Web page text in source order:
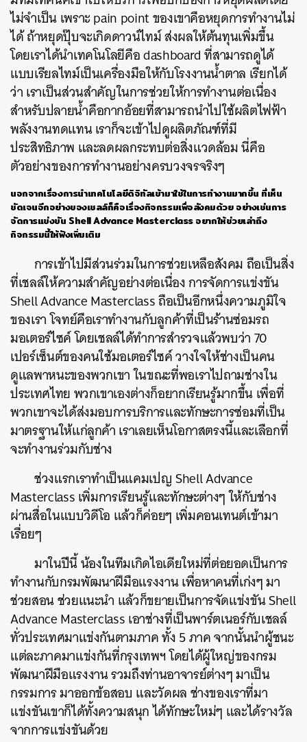
ไม่จำเป็น เพราะ pain point ของเขาคือหยุดการทำงานไม่
ได้ ถ้าหยุดปุ๊บจะเกิดดาวน์ไทม์ ส่งผลให้ต้นทุนเพิ่มขึ้น
โดยเราได้นำเทคโนโลยีคือ dashboard ที่สามารถดูได้
แบบเรียลไทม์เป็นเครื่องมือให้กับโรงงานน้ำตาล เรียกได้
ว่า เราเป็นส่วนสำคัญในการช่วยให้การทำงานต่อเนื่อง
สำหรับปลายน้ำคือกากอ้อยที่สามารถนำไปใช้ผลิตไฟฟ้า
พลังงานทดแทน เราก็จะเข้าไปดูผลิตภัณฑ์ที่มี
ประสิทธิภาพ และลดผลกระทบต่อสิ่งแวดล้อม นี่คือ
ตัวอย่างของการทำงานอย่างครบวงจรจริงๆ
นอกจากเรื่องการนำเทคโนโลยีดิจิทัลเข้ามาใช้ในการทำงานมากขึ้น ที่เห็น
ชัดเจนอีกอย่างของเชลล์ก็คือเรื่องกิจกรรมเพื่อสังคมด้วย อย่างเช่นการ
จัดการแข่งขันShell Advance Masterclass อยากให้ช่วยเล่าถึง
กิจกรรมนี้ให้ฟังเพิ่มเติม
การเข้าไปมีส่วนร่วมในการช่วยเหลือสังคม ถือเป็นสิ่ง
ที่เชลล์ให้ความสำคัญอย่างต่อเนื่อง การจัดการแข่งขัน
Shell Advance Masterclass ถือเป็นอีกหนึ่งความภูมิใจ
ของเรา โจทย์คือเราทำงานกับลูกค้าที่เป็นร้านซ่อมรถ
มอเตอร์ไซค์ โดยเชลล์ได้ทำการสำรวจแล้วพบว่า 70
เปอร์เซ็นต์ของคนใช้มอเตอร์ไซค์ วางใจให้ช่างเป็นคน
ดูแลพาหนะของพวกเขา ในขณะที่พอเราไปถามช่างใน
ประเทศไทย พวกเขาเองต่างก็อยากเรียนรู้มากขึ้น เพื่อที่
พวกเขาจะได้ส่งมอบการบริการและทักษะการซ่อมที่เป็น
มาตรฐานให้แก่ลูกค้า เราเลยเห็นโอกาสตรงนี้และเลือกที่
จะทำงานร่วมกับช่าง
ช่วงแรกเราทำเป็นแคมเปญ Shell Advance
Masterclass เพิ่มการเรียนรู้และทักษะต่างๆ ให้กับช่าง
ผ่านสื่อในแบบวิดีโอ แล้วก็ค่อยๆ เพิ่มคอนเทนต์เข้ามา
เรื่อยๆ
มาในปีนี้ น้องในทีมเกิดไอเดียใหม่ที่ต่อยอดเป็นการ
ทำงานกับกรมพัฒนาฝีมือแรงงาน เพื่อหาคนที่เก่งๆ มา
ช่วยสอน ช่วยแนะนำ แล้วก็ขยายเป็นการจัดแข่งขัน Shell
Advance Masterclass เอาช่างที่เป็นพาร์ตเนอร์กับเชลล์
ทั่วประเทศมาแข่งกันตามภาค ทั้ง 5 ภาค จากนั้นนำผู้ชนะ
แต่ละภาคมาแข่งกันที่กรุงเทพฯ โดยได้ผู้ใหญ่ของกรม
พัฒนาฝีมือแรงงาน รวมถึงท่านอาจารย์ต่างๆ มาเป็น
กรรมการ มาออกข้อสอบ และวัดผล ช่างของเราที่มา
แข่งขันเขาก็ได้ทั้งความสนุก ได้ทักษะใหม่ๆ และได้รางวัล
จากการแข่งขันด้วย
ค้นหา
SHARE TWEET LINE EMAIL